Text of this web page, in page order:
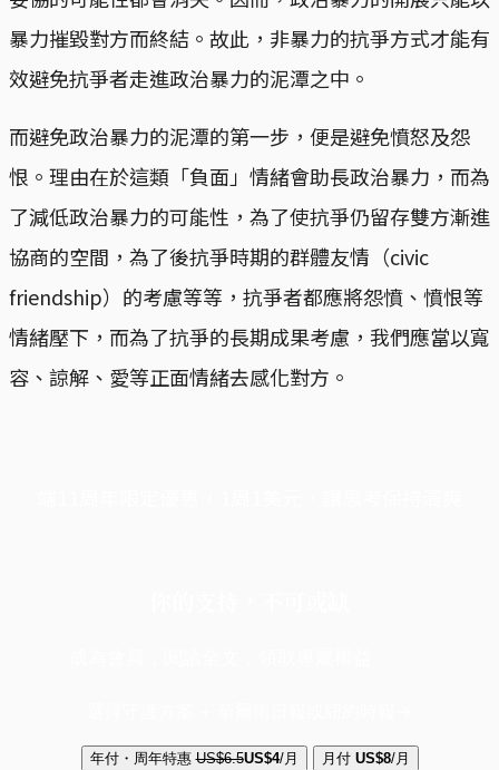
暴力摧毀對方而終結。故此，非暴力的抗爭方式才能有
效避免抗爭者走進政治暴力的泥潭之中。
而避免政治暴力的泥潭的第一步，便是避免憤怒及怨
恨。理由在於這類「負面」情緒會助長政治暴力，而為
了減低政治暴力的可能性，為了使抗爭仍留存雙方漸進
協商的空間，為了後抗爭時期的群體友情（civic
friendship）的考慮等等，抗爭者都應將怨憤、憤恨等
情緒壓下，而為了抗爭的長期成果考慮，我們應當以寬
容、諒解、愛等正面情緒去感化對方。
年付・周年特惠 US$6.5US$4/月 月付 US$8/月